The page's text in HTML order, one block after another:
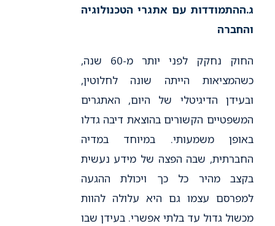
ג.ההתמודדות עם אתגרי הטכנולוגיה
והחברה
החוק נחקק לפני יותר מ-60 שנה,
כשהמציאות הייתה שונה לחלוטין,
ובעידן הדיגיטלי של היום, האתגרים
המשפטיים הקשורים בהוצאת דיבה גדלו
באופן משמעותי. במיוחד במדיה
החברתית, שבה הפצה של מידע נעשית
בקצב מהיר כל כך ויכולת ההגעה
למפרסם עצמו גם היא עלולה להוות
מכשול גדול עד בלתי אפשרי. בעידן שבו